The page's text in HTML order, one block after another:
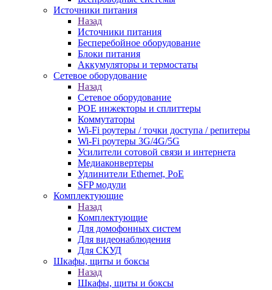
Источники питания
Назад
Источники питания
Бесперебойное оборудование
Блоки питания
Аккумуляторы и термостаты
Сетевое оборудование
Назад
Сетевое оборудование
POE инжекторы и сплиттеры
Коммутаторы
Wi-Fi роутеры / точки доступа / репитеры
Wi-Fi роутеры 3G/4G/5G
Усилители сотовой связи и интернета
Медиаконвертеры
Удлинители Ethernet, PoE
SFP модули
Комплектующие
Назад
Комплектующие
Для домофонных систем
Для видеонаблюдения
Для СКУД
Шкафы, щиты и боксы
Назад
Шкафы, щиты и боксы